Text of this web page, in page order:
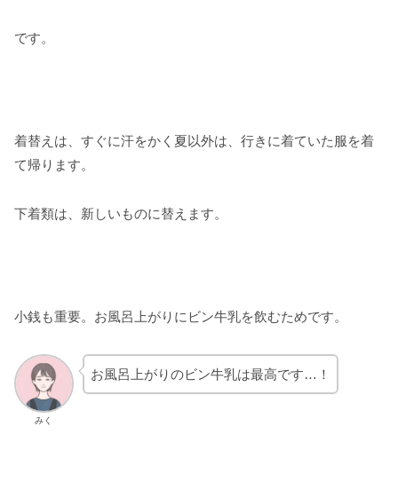
です。
着替えは、すぐに汗をかく夏以外は、行きに着ていた服を着
て帰ります。
下着類は、新しいものに替えます。
小銭も重要。お風呂上がりにビン牛乳を飲むためです。
みく
お風呂上がりのビン牛乳は最高です…！